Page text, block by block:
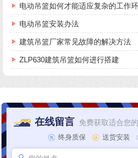
电动吊篮如何才能适应复杂的工作环
电动吊篮安装办法
建筑吊篮厂家常见故障的解决方法
ZLP630建筑吊篮如何进行搭建
在线留言 免费获取适合您
终身质保 送货安装